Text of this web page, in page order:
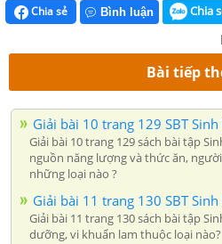
Chia sẻ Bình luận Chia
Bài tiếp
Giải bài 10 trang 129 SBT
Giải bài 10 trang 129 sách bài tập
nguồn năng lượng và thức ăn,
những loại nào ?
Giải bài 11 trang 130 SBT
Giải bài 11 trang 130 sách bài tập
dưỡng, vi khuẩn lam thuộc loại nào?